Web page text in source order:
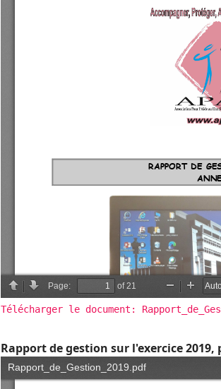
Télécharger le document:
Rapport de gestion sur l'exercice 2019,